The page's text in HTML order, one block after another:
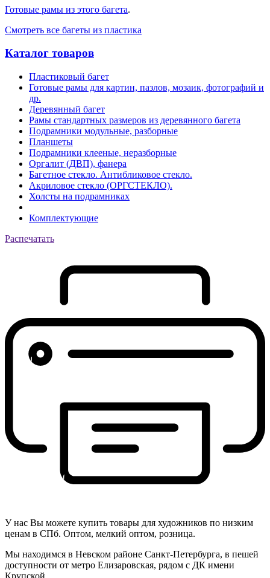
Готовые рамы из этого багета.
Смотреть все багеты из пластика
Каталог товаров
Пластиковый багет
Готовые рамы для картин, пазлов, мозаик, фотографий и
др.
Деревянный багет
Рамы стандартных размеров из деревянного багета
Подрамники модульные, разборные
Планшеты
Подрамники клееные, неразборные
Оргалит (ДВП), фанера
Багетное стекло. Антибликовое стекло.
Акриловое стекло (ОРГСТЕКЛО).
Холсты на подрамниках
Комплектующие
Распечатать
У нас Вы можете купить товары для художников по низким
ценам в СПб. Оптом, мелкий оптом, розница.
Мы находимся в Невском районе Санкт-Петербурга, в пешей
доступности от метро Елизаровская, рядом с ДК имени
Крупской.